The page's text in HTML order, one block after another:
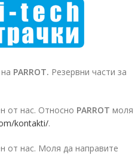
PARROT. Резервни части за
от нас. Относно PARROT моля
kontakti/.
от нас. Моля да направите